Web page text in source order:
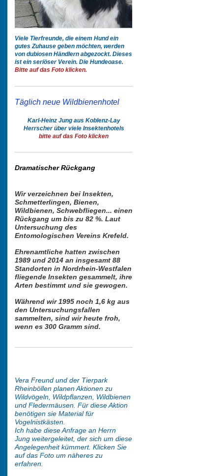
Viele Tierfreunde, die einem Hund ein
gutes Zuhause geben möchten, werden
von dubiosen Händlern abgezockt. Dieses
ist ein seriöser Verein. Die Hundeoase.
Bitte auf das Foto klicken.
Täglich neue Wildbienenhotel
Karl-Heinz Jung aus Koblenz-Lay
Herrscher über viele Insektenhotels
bitte auf das Foto klicken
Dramatischer Rückgang
Wir verzeichnen bei Insekten,
Schmetterlingen, Bienen,
Wildbienen, Schwebfliegen... einen
Rückgang um bis zu 82 %. Laut
Untersuchung des
Entomologischen Vereins Krefeld.
Ehrenamtliche hatten zwischen
1989 und 2014 an insgesamt 88
Standorten in Nordrhein-Westfalen
fliegende Insekten gesammelt, ihre
Arten bestimmt und sie gewogen.
Während wir 1995 noch 1,6 kg aus
den Untersuchungsfallen
sammelten, sind wir heute froh,
wenn es 300 Gramm sind.
Vera Freund und der Tierpark
Rheinböllen planen Aktionen zu
Wildvögeln, Wildpflanzen, Wildbienen
und Fledermäusen. Für diese Aktion
benötigen sie Material für
Vogelnistkästen.
Ich habe diese Anfrage an Herrn
Jung weitergeleitet, der sich um diese
Angelegenheit kümmert. Klicken Sie
auf das Foto um näheres zu
erfahren.